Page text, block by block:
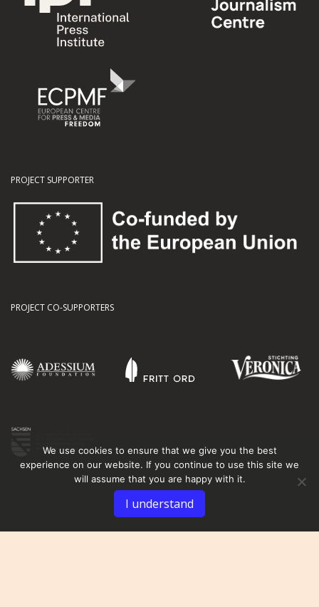
PROJECT SUPPORTER
PROJECT CO-SUPPORTERS
We use cookies to ensure that we give you the best
experience on our website. If you continue to use this site we
will assume that you are happy with it.
I understand